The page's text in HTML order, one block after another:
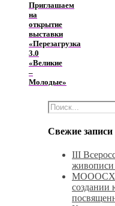
Приглашаем
на
открытие
выставки
«Перезагрузка
3.0
«Великие
–
Молодые»
Свежие записи
III
МОООСХ
создании